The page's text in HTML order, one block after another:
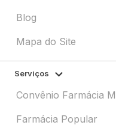
Blog
Mapa do Site
Serviços
Convênio Farmácia
Farmácia Popular